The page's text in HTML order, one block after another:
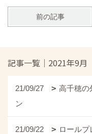
前の記事
記事一覧｜2021年9月
21/09/27
高千穂の
ン
21/09/22 ロールプ